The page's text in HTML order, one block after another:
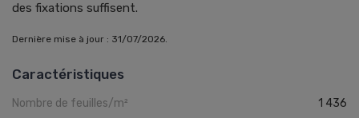
des fixations suffisent.
Dernière mise à jour : 31/07/2026.
Caractéristiques
Nombre de feuilles/m² 1 436